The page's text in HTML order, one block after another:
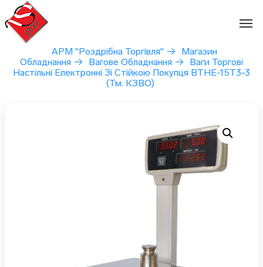
Перейти
вмісту
АРМ "Роздрібна Торгівля" →
Магазин
Обладнання → Вагове Обладнання →
Ваги Торгові
Настільні Електронні Зі Стійкою Покупця ВТНЕ-15Т3-3
(тм. КЗВО)